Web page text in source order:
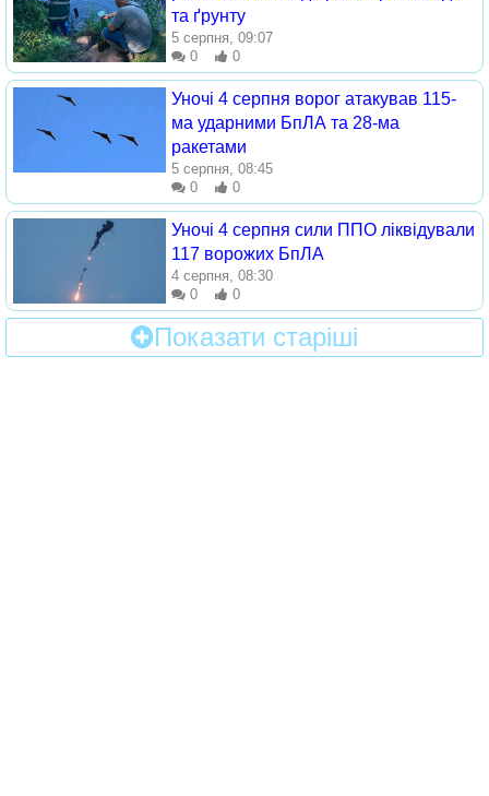
та ґрунту
5 серпня, 09:07
0
0
Уночі 4 серпня ворог атакував 115-
ма ударними БпЛА та 28-ма
ракетами
5 серпня, 08:45
0
0
Уночі 4 серпня сили ППО ліквідували
117 ворожих БпЛА
4 серпня, 08:30
0
0
Показати старіші